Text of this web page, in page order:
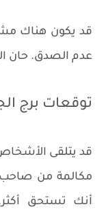
قد يكون هناك
عدم الصدق. حان
توقعات برج
قد يتلقى
مكالمة من
أنك تستحق